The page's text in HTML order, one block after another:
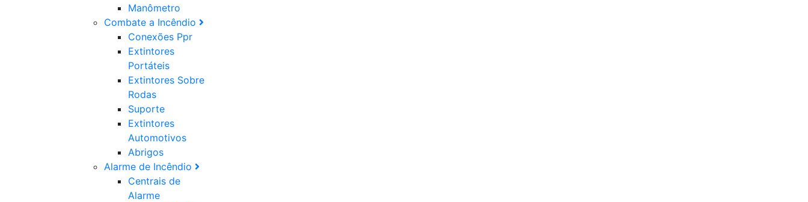
Manômetro
Combate a Incêndio
Conexões Ppr
Extintores
Portáteis
Extintores Sobre
Rodas
Suporte
Extintores
Automotivos
Abrigos
Alarme de Incêndio
Centrais de
Alarme